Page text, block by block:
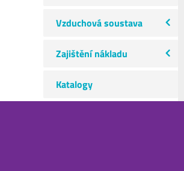
Vzduchová soustava
Zajištění nákladu
Katalogy